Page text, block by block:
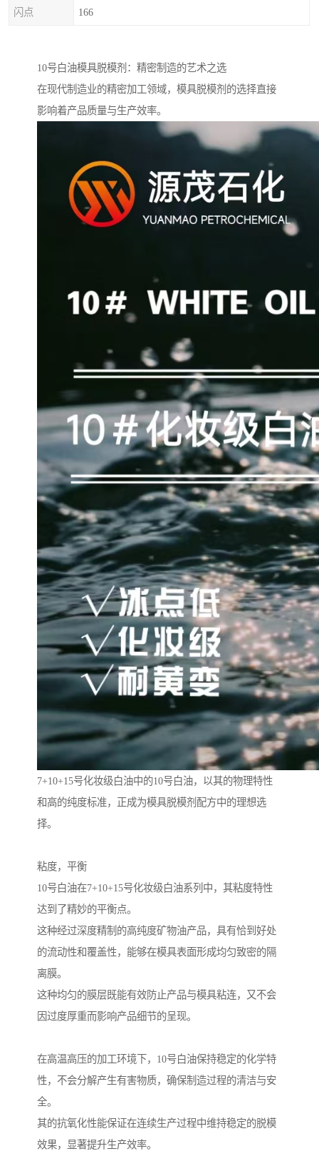
闪点 166
10号白油模具脱模剂：精密制造的艺术之选
在现代制造业的精密加工领域，模具脱模剂的选择直接
影响着产品质量与生产效率。
7+10+15号化妆级白油中的10号白油，以其的物理特性
和高的纯度标准，正成为模具脱模剂配方中的理想选
择。
粘度，平衡
10号白油在7+10+15号化妆级白油系列中，其粘度特性
达到了精妙的平衡点。
这种经过深度精制的高纯度矿物油产品，具有恰到好处
的流动性和覆盖性，能够在模具表面形成均匀致密的隔
离膜。
这种均匀的膜层既能有效防止产品与模具粘连，又不会
因过度厚重而影响产品细节的呈现。
在高温高压的加工环境下，10号白油保持稳定的化学特
性，不会分解产生有害物质，确保制造过程的清洁与安
全。
其的抗氧化性能保证在连续生产过程中维持稳定的脱模
效果，显著提升生产效率。